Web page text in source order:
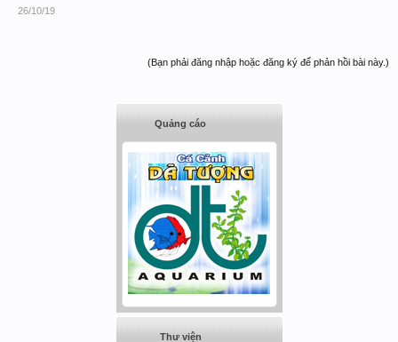
26/10/19
(Bạn phải đăng nhập hoặc đăng ký để phản hồi bài này.)
Quảng cáo
Thư viện